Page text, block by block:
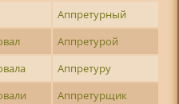
Аппретурный
Аппретурой
Аппретуру
Аппретурщик